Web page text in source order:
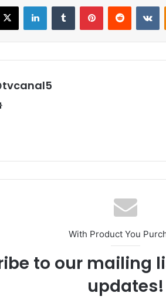
X LinkedInTumblr PinterestReddit
With Product You
to our mailing
updates!